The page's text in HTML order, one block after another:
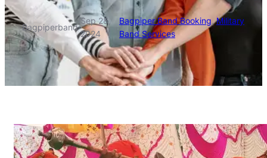
Bagpiperband·
Sep 28,
2024
·
Bagpiper Band Booking, Military
Band Services